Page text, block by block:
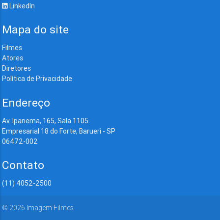
LinkedIn
Mapa do site
Filmes
Atores
Diretores
Política de Privacidade
Endereço
Av. Ipanema, 165, Sala 1105
Empresarial 18 do Forte, Barueri - SP
06472-002
Contato
(11) 4052-2500
© 2026 Imagem Filmes